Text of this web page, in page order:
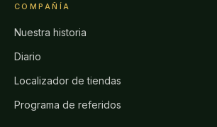
COMPAÑÍA
Nuestra historia
Diario
Localizador de tiendas
Programa de referidos